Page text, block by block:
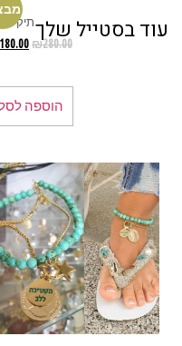
בסטייל שלך
מבצע!
תיק ג׳ינס
₪280.00
₪180.00
הוספה לסל